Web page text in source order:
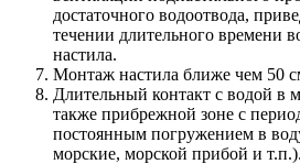
достаточного водоотвода,
течении длительного времени
настила.
Монтаж настила ближе чем 50
Длительный контакт с водой в
также прибрежной зоне с
постоянным погружением в
морские, морской прибой и т.п.).